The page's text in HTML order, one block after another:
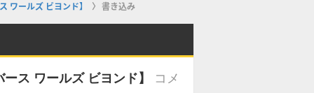
ワールズ ビヨンド】 書き込み
ス ワールズ ビヨンド】
コメ